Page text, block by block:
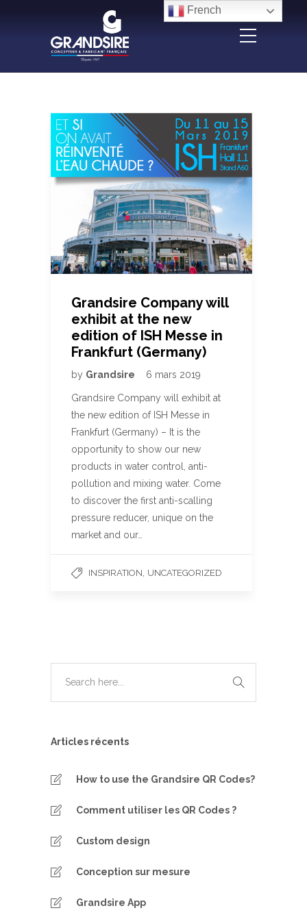
Grandsire Company will
exhibit at the new
edition of ISH Messe in
Frankfurt (Germany)
by Grandsire 6 mars 2019
Grandsire Company will exhibit at
the new edition of ISH Messe in
Frankfurt (Germany) – It is the
opportunity to show our new
products in water control, anti-
pollution and mixing water. Come
to discover the first anti-scalling
pressure reducer, unique on the
market and our…
INSPIRATION UNCATEGORIZED
Articles récents
How to use the Grandsire QR Codes?
Comment utiliser les QR Codes ?
Custom design
Conception sur mesure
Grandsire App
French